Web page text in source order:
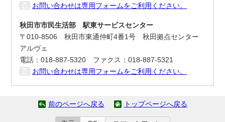
お問い合わせは専用フォームをご利用ください。
秋田市市民生活部 駅東サービスセンター
〒010-8506 秋田市東通仲町4番1号 秋田拠点センター
アルヴェ
電話：018-887-5320 ファクス：018-887-5321
お問い合わせは専用フォームをご利用ください。
前のページへ戻る トップページへ戻る